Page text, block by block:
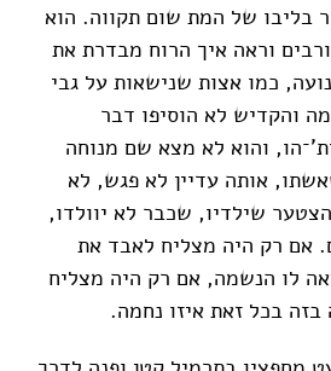
בליבו של המת שום תקווה. הוא
וראה איך הרוח מבדרת את
כמו אצות שנישאות על גבי
והקדיש לא הוסיפו דבר
והוא לא מצא שם מנוחה
אותה עדיין לא פגש, לא
שילדיו, שכבר לא יוולדו,
אם רק היה מצליח לאבד את
לו הנשמה, אם רק היה מצליח
בכל זאת איזו נחמה.